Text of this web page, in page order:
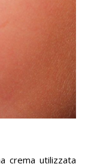
crema utilizzata